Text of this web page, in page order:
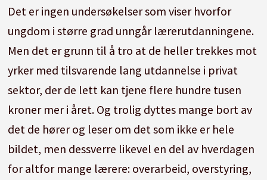
Det er ingen undersøkelser som viser hvorfor
ungdom i større grad unngår lærerutdanningene.
Men det er grunn til å tro at de heller trekkes mot
yrker med tilsvarende lang utdannelse i privat
sektor, der de lett kan tjene flere hundre tusen
kroner mer i året. Og trolig dyttes mange bort av
det de hører og leser om det som ikke er hele
bildet, men dessverre likevel en del av hverdagen
for altfor mange lærere: overarbeid, overstyring,